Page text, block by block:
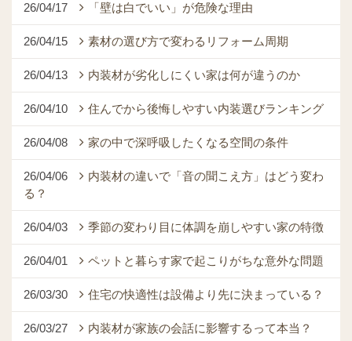
26/04/17 「壁は白でいい」が危険な理由
26/04/15 素材の選び方で変わるリフォーム周期
26/04/13 内装材が劣化しにくい家は何が違うのか
26/04/10 住んでから後悔しやすい内装選びランキング
26/04/08 家の中で深呼吸したくなる空間の条件
26/04/06
内装材の違いで「音の聞こえ方」はどう変わ
る？
26/04/03 季節の変わり目に体調を崩しやすい家の特徴
26/04/01 ペットと暮らす家で起こりがちな意外な問題
26/03/30 住宅の快適性は設備より先に決まっている？
26/03/27 内装材が家族の会話に影響するって本当？